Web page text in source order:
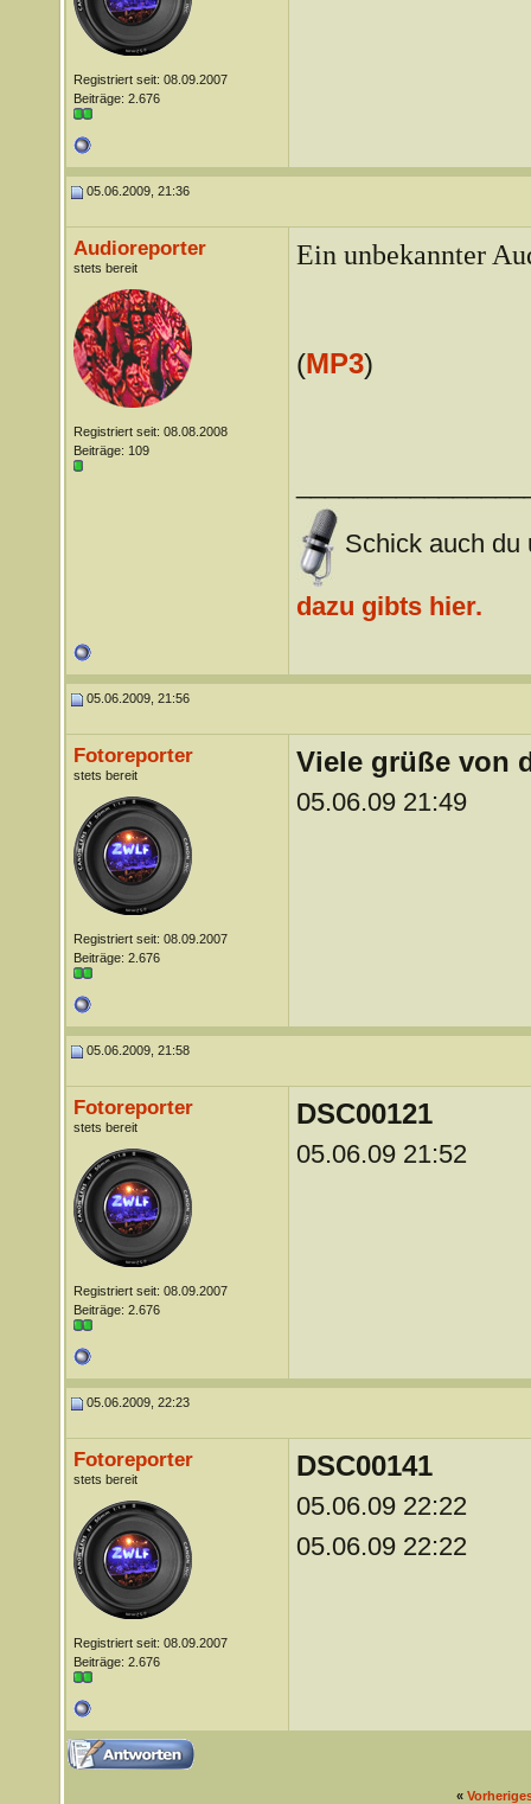
Registriert seit: 08.09.2007
Beiträge: 2.676
05.06.2009, 21:36
Audioreporter
stets bereit
Registriert seit: 08.08.2008
Beiträge: 109
Ein unbekannter
(MP3)
Schick auch
dazu gibts hier.
05.06.2009, 21:56
Fotoreporter
stets bereit
Registriert seit: 08.09.2007
Beiträge: 2.676
Viele grüße von
05.06.09 21:49
05.06.2009, 21:58
Fotoreporter
stets bereit
Registriert seit: 08.09.2007
Beiträge: 2.676
DSC00121
05.06.09 21:52
05.06.2009, 22:23
Fotoreporter
stets bereit
Registriert seit: 08.09.2007
Beiträge: 2.676
DSC00141
05.06.09 22:22
05.06.09 22:22
«